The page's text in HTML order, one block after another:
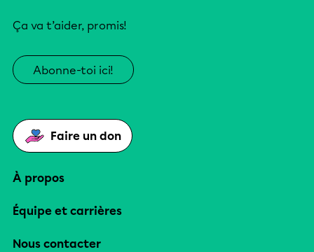
Ça va t’aider, promis!
Abonne-toi ici!
Faire un don
À propos
Équipe et carrières
Nous contacter